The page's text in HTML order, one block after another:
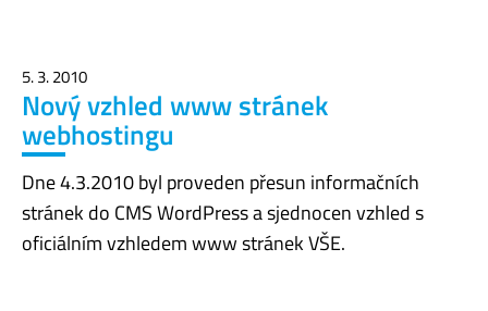
5. 3. 2010
Nový vzhled www stránek
webhostingu
Dne 4.3.2010 byl proveden přesun informačních
stránek do CMS WordPress a sjednocen vzhled s
oficiálním vzhledem www stránek VŠE.